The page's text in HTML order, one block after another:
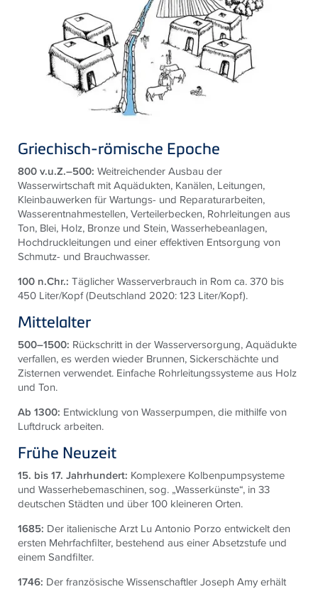
Griechisch-römische Epoche
800 v.u.Z.–500: Weitreichender Ausbau der
Wasserwirtschaft mit Aquädukten, Kanälen, Leitungen,
Kleinbauwerken für Wartungs- und Reparaturarbeiten,
Wasserentnahmestellen, Verteilerbecken, Rohrleitungen aus
Ton, Blei, Holz, Bronze und Stein, Wasserhebeanlagen,
Hochdruckleitungen und einer effektiven Entsorgung von
Schmutz- und Brauchwasser.
100 n.Chr.: Täglicher Wasserverbrauch in Rom ca. 370 bis
450 Liter/Kopf (Deutschland 2020: 123 Liter/Kopf).
Mittelalter
500–1500: Rückschritt in der Wasserversorgung, Aquädukte
verfallen, es werden wieder Brunnen, Sickerschächte und
Zisternen verwendet. Einfache Rohrleitungssysteme aus Holz
und Ton.
Ab 1300: Entwicklung von Wasserpumpen, die mithilfe von
Luftdruck arbeiten.
Frühe Neuzeit
15. bis 17. Jahrhundert: Komplexere Kolbenpumpsysteme
und Wasserhebemaschinen, sog. „Wasserkünste“, in 33
deutschen Städten und über 100 kleineren Orten.
1685: Der italienische Arzt Lu Antonio Porzo entwickelt den
ersten Mehrfachfilter, bestehend aus einer Absetzstufe und
einem Sandfilter.
1746: Der französische Wissenschaftler Joseph Amy erhält